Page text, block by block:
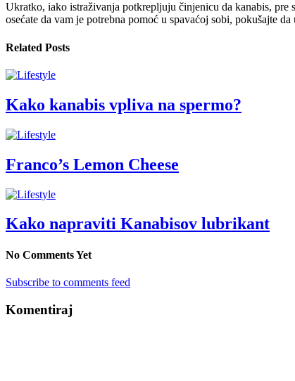
Ukratko, iako istraživanja potkrepljuju činjenicu da kanabis, pre
osećate da vam je potrebna pomoć u spavaćoj sobi, pokušajte
Related Posts
Kako kanabis vpliva na spermo?
Franco’s Lemon Cheese
Kako napraviti Kanabisov lubrikant
No Comments Yet
Subscribe to comments feed
Komentiraj